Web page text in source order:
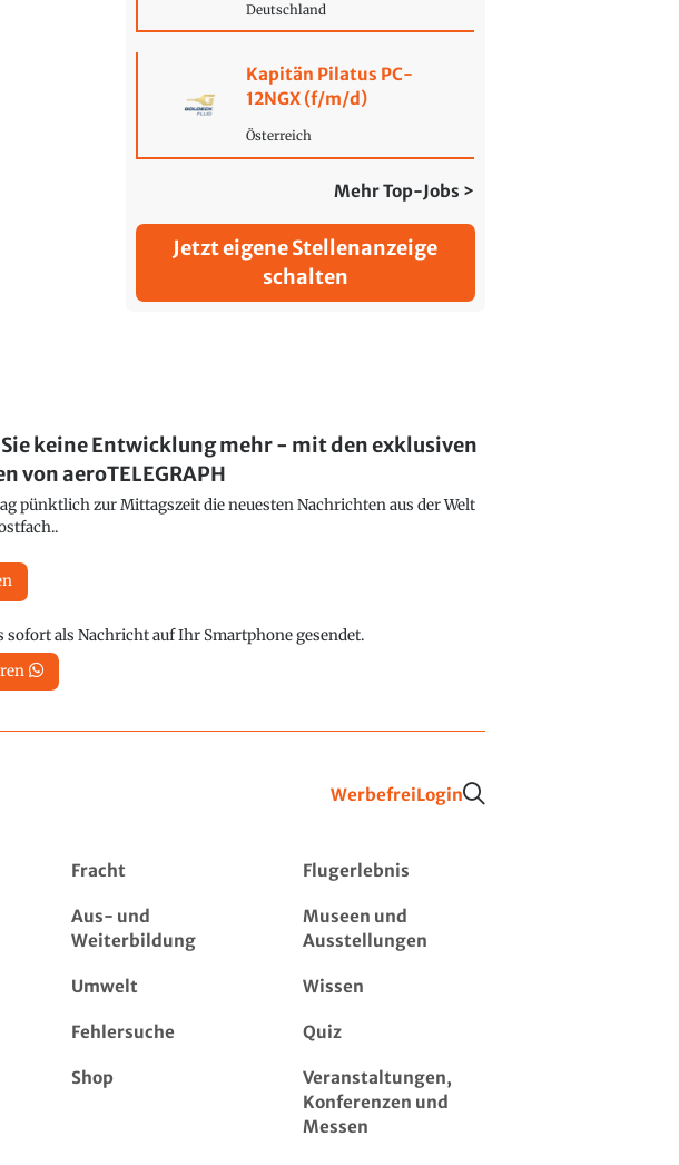
Deutschland
Kapitän Pilatus PC-
12NGX (f/m/d)
Österreich
Mehr Top-Jobs >
Jetzt eigene Stellenanzeige
schalten
keine Entwicklung mehr - mit den exklusiven
von aeroTELEGRAPH
pünktlich zur Mittagszeit die neuesten Nachrichten aus der Welt
als Nachricht auf Ihr Smartphone gesendet.
WerbefreiLogin
Fracht Flugerlebnis
Aus- und
Weiterbildung
Museen und
Ausstellungen
Umwelt Wissen
Fehlersuche Quiz
Shop
Veranstaltungen,
Konferenzen und
Messen